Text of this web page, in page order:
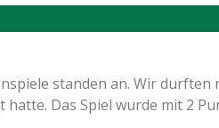
standen an. Wir
Das Spiel wurde mit 2